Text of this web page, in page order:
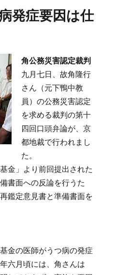
発症要因は仕
角公務災害認定裁判
九月七日、故角隆行
さん（元下鴨中教
員）の公務災害認定
を求める裁判の第十
四回口頭弁論が、京
都地裁で行われまし
た。
金」より前回提出された
書面への反論を行うた
鑑定意見書と準備書面を
金の医師がうつ病の発症
六月頃には、角さんは